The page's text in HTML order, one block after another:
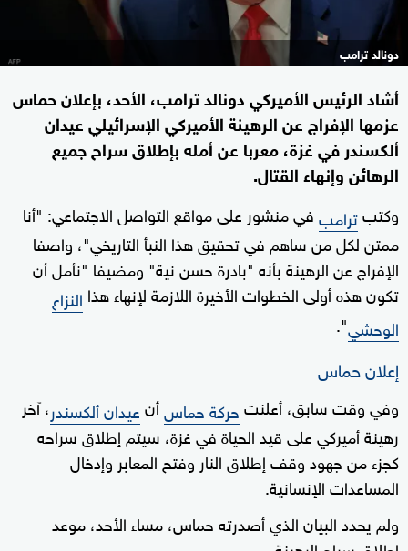
دونالد ترامب
أشاد الرئيس الأميركي دونالد ترامب، الأحد، بإعلان حماس
عزمها الإفراج عن الرهينة الأميركي الإسرائيلي عيدان
ألكسندر في غزة، معربا عن أمله بإطلاق سراح جميع
الرهائن وإنهاء القتال.
وكتبترامبفي منشور على مواقع التواصل الاجتماعي: "أنا
ممتن لكل من ساهم في تحقيق هذا النبأ التاريخي"، واصفا
الإفراج عن الرهينة بأنه "بادرة حسن نية" ومضيفا "نأمل أن
تكون هذه أولى الخطوات الأخيرة اللازمة لإنهاء هذا النزاع
الوحشي".
إعلان حماس
وفي وقت سابق، أعلنتحركة حماسأنعيدان ألكسندر، آخر
رهينة أميركي على قيد الحياة في غزة، سيتم إطلاق سراحه
كجزء من جهود وقف إطلاق النار وفتح المعابر وإدخال
المساعدات الإنسانية.
ولم يحدد البيان الذي أصدرته حماس، مساء الأحد، موعد